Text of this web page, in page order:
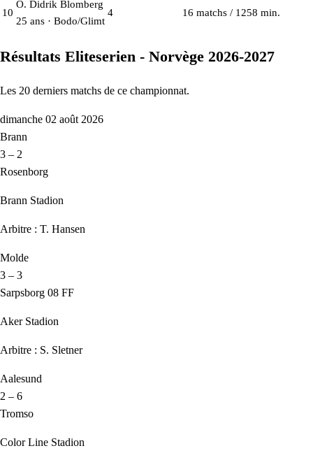
10
O. Didrik Blomberg
25 ans · Bodo/Glimt
4 16 matchs / 1258 min.
Résultats Eliteserien - Norvège 2026-2027
Les 20 derniers matchs de ce championnat.
dimanche 02 août 2026
Brann
3 – 2
Rosenborg
Brann Stadion
Arbitre : T. Hansen
Molde
3 – 3
Sarpsborg 08 FF
Aker Stadion
Arbitre : S. Sletner
Aalesund
2 – 6
Tromso
Color Line Stadion